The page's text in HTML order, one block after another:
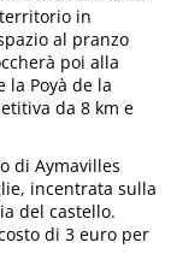
in
al pranzo
poi alla
la Poyà de la
da 8 km e
di Aymavilles
incentrata sulla
del castello.
di 3 euro per